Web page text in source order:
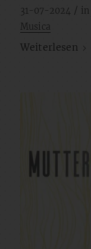
31-07-2024 / in
Musica
Weiterlesen